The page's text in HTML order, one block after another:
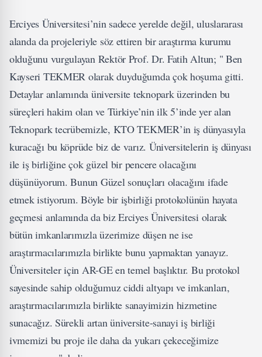
Erciyes Üniversitesi’nin sadece yerelde değil, uluslararası
alanda da projeleriyle söz ettiren bir araştırma kurumu
olduğunu vurgulayan Rektör Prof. Dr. Fatih Altun; " Ben
Kayseri TEKMER olarak duyduğumda çok hoşuma gitti.
Detaylar anlamında üniversite teknopark üzerinden bu
süreçleri hakim olan ve Türkiye’nin ilk 5’inde yer alan
Teknopark tecrübemizle, KTO TEKMER’in iş dünyasıyla
kuracağı bu köprüde biz de varız. Üniversitelerin iş dünyası
ile iş birliğine çok güzel bir pencere olacağını
düşünüyorum. Bunun Güzel sonuçları olacağını ifade
etmek istiyorum. Böyle bir işbirliği protokolünün hayata
geçmesi anlamında da biz Erciyes Üniversitesi olarak
bütün imkanlarımızla üzerimize düşen ne ise
araştırmacılarımızla birlikte bunu yapmaktan yanayız.
Üniversiteler için AR-GE en temel başlıktır. Bu protokol
sayesinde sahip olduğumuz ciddi altyapı ve imkanları,
araştırmacılarımızla birlikte sanayimizin hizmetine
sunacağız. Sürekli artan üniversite-sanayi iş birliği
ivmemizi bu proje ile daha da yukarı çekeceğimize